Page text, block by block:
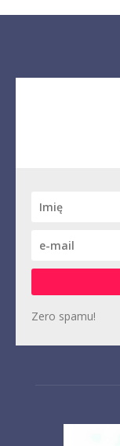
Zero spamu!